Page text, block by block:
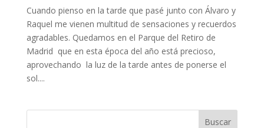
Cuando pienso en la tarde que pasé junto con Álvaro y
Raquel me vienen multitud de sensaciones y recuerdos
agradables. Quedamos en el Parque del Retiro de
Madrid que en esta época del año está precioso,
aprovechando la luz de la tarde antes de ponerse el
sol....
Buscar